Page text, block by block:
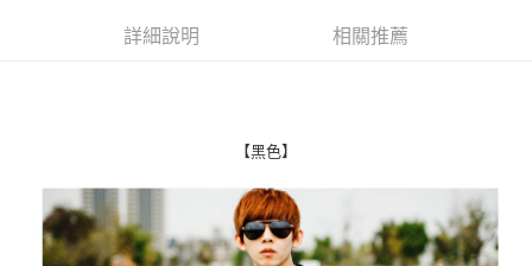
AFTEE先享後付是「在收到商品之後才付款」的支付方式。 讓您購物簡單
１．於結帳方式選擇「AFTEE先享後付」後，將跳轉至「AFTEE先享後付」
結帳頁面，進行簡訊認證並確認金額後，即可完成結帳。
２．訂單成立數日內，您將收到繳費通知簡訊。
３．收到繳費通知簡訊後14天內，點擊此簡訊中的連結，可透過四大超商／
先付款後全家取貨
每筆NT$80，滿NT$1,800(含以上)免運費
詳細說明 相關推薦
【黑色】